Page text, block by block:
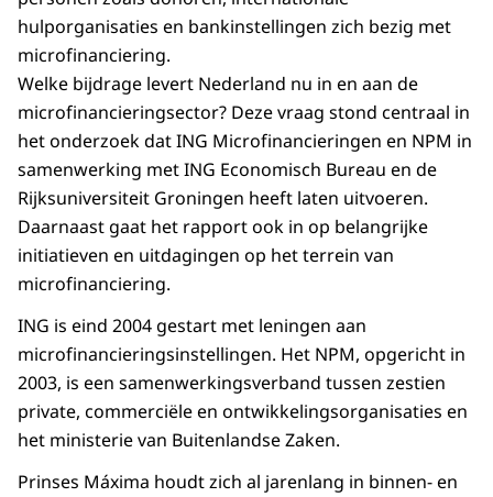
hulporganisaties en bankinstellingen zich bezig met
microfinanciering.
Welke bijdrage levert Nederland nu in en aan de
microfinancieringsector? Deze vraag stond centraal in
het onderzoek dat ING Microfinancieringen en NPM in
samenwerking met ING Economisch Bureau en de
Rijksuniversiteit Groningen heeft laten uitvoeren.
Daarnaast gaat het rapport ook in op belangrijke
initiatieven en uitdagingen op het terrein van
microfinanciering.
ING is eind 2004 gestart met leningen aan
microfinancieringsinstellingen. Het NPM, opgericht in
2003, is een samenwerkingsverband tussen zestien
private, commerciële en ontwikkelingsorganisaties en
het ministerie van Buitenlandse Zaken.
Prinses Máxima houdt zich al jarenlang in binnen- en